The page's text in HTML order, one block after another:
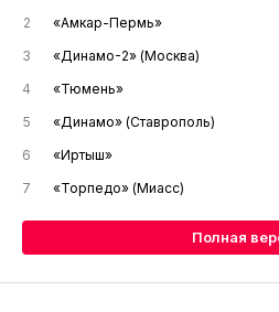
2
«Амкар-Пермь»
3
«Динамо-2» (Москва)
4
«Тюмень»
5
«Динамо» (Ставрополь)
6
«Иртыш»
7
«Торпедо» (Миасс)
Полная